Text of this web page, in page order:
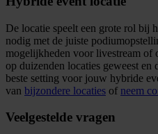
De locatie speelt een grote rol bij
nodig met de juiste
mogelijkheden voor livestream of
op duizenden locaties geweest en
beste setting voor jouw hybride
van bijzondere locaties of neem
Veelgestelde vragen